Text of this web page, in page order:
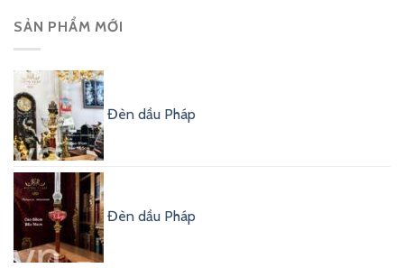
SẢN PHẨM MỚI
Đèn dầu Pháp
Đèn dầu Pháp